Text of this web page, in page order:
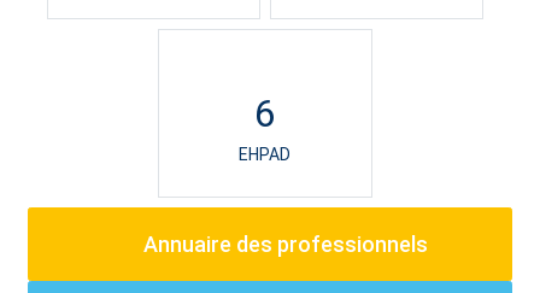
6
EHPAD
Annuaire des professionnels